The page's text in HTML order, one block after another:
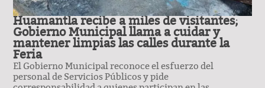
Huamantla recibe a miles de visitantes;
Gobierno Municipal llama a cuidar y
mantener limpias las calles durante la
Feria
El Gobierno Municipal reconoce el esfuerzo del
personal de Servicios Públicos y pide